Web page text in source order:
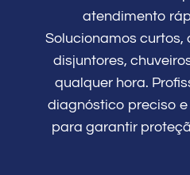
atendimento
Solucionamos curtos,
disjuntores,
qualquer hora.
diagnóstico preciso
para garantir